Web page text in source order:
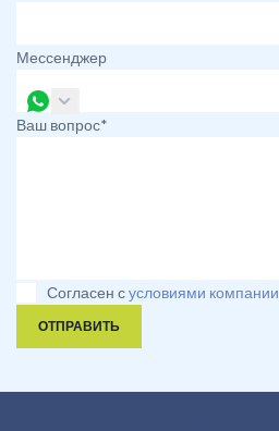
Мессенджер
Ваш вопрос*
Согласен сусловиями компании
ОТПРАВИТЬ